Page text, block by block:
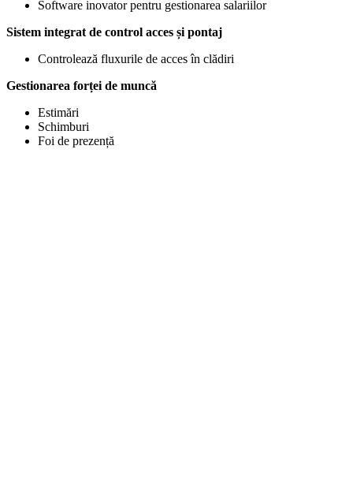
Software inovator pentru gestionarea salariilor
Sistem integrat de control acces și pontaj
Controlează fluxurile de acces în clădiri
Gestionarea forței de muncă
Estimări
Schimburi
Foi de prezență